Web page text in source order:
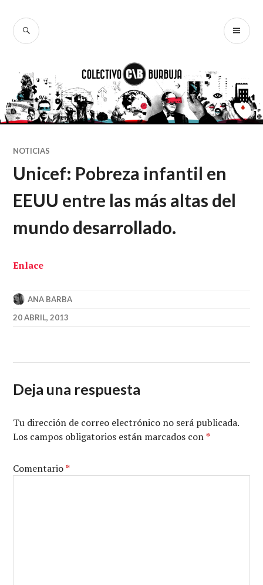
contenido
BUSCAR
NOTICIAS
Unicef: Pobreza infantil en
EEUU entre las más altas del
mundo desarrollado.
Enlace
ANA BARBA
20 ABRIL, 2013
Deja una respuesta
Tu dirección de correo electrónico no será publicada.
Los campos obligatorios están marcados con*
Comentario*